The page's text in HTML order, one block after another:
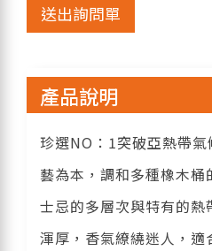
送出詢問單
產品說明
珍選NO：1突破亞熱帶
藝為本，調和多種橡木
士忌的多層次與特有的
渾厚，香氣繚繞迷人，適